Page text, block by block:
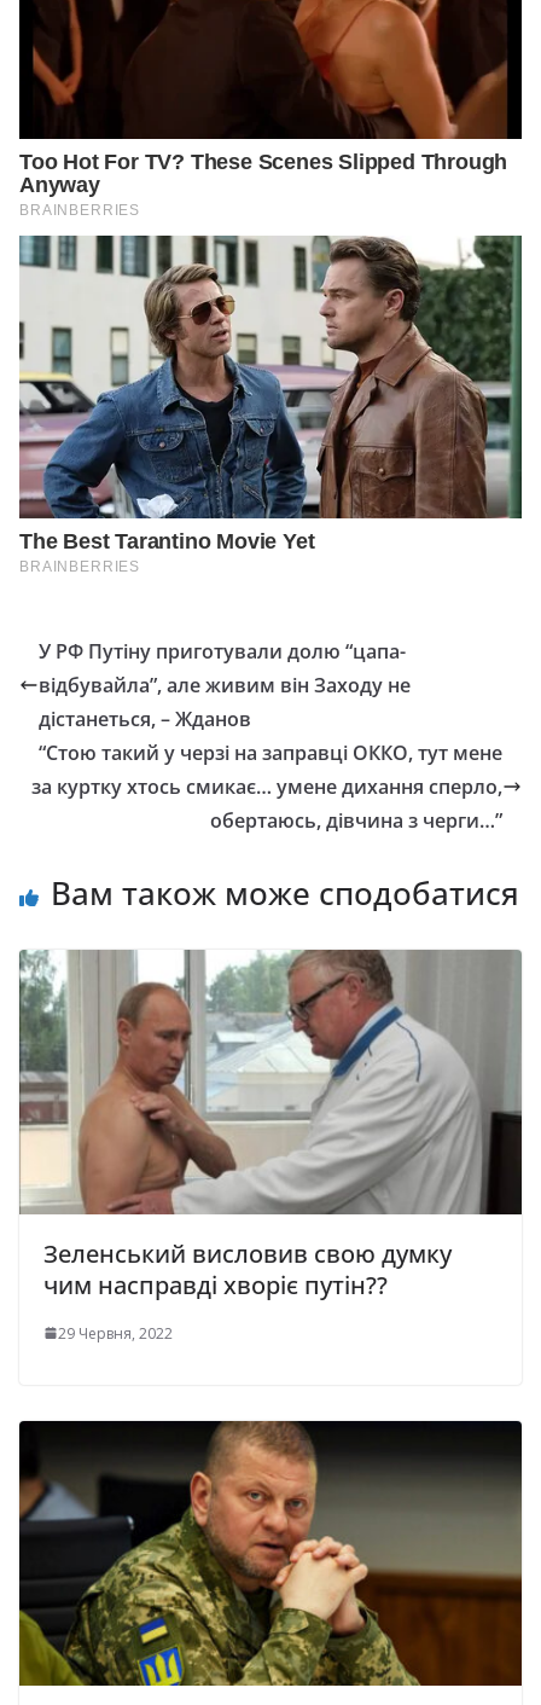
У РФ Путіну приготували долю “цапа-
відбувайла”, але живим він Заходу не
дістанеться, – Жданов
“Стою такий у черзі на заправці ОККО, тут мене
за куртку хтось смикає… умене дихання сперло,
обертаюсь, дівчина з черги…”
Вам також може сподобатися
Зеленський висловив свою думку
чим насправді хворіє путін??
29 Червня, 2022